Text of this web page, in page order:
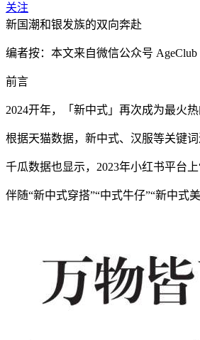
关注
新国潮和银发族的双向奔赴
编者按：本文来自微信公众号
前言
2024开年，「新中式」再次成为最火热
根据天猫数据，新中式、汉服等关键词
千瓜数据也显示，2023年小红书平台
伴随“新中式穿搭”“中式牛仔”“新中式